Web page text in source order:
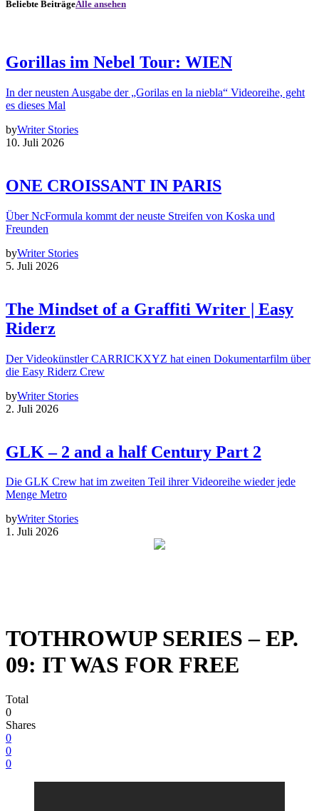
Beliebte BeiträgeAlle ansehen
Gorillas im Nebel Tour: WIEN
In der neusten Ausgabe der „Gorilas en la niebla“ Videoreihe, geht
es dieses Mal
byWriter Stories
10. Juli 2026
ONE CROISSANT IN PARIS
Über NcFormula kommt der neuste Streifen von Koska und
Freunden
byWriter Stories
5. Juli 2026
The Mindset of a Graffiti Writer | Easy
Riderz
Der Videokünstler CARRICKXYZ hat einen Dokumentarfilm über
die Easy Riderz Crew
byWriter Stories
2. Juli 2026
GLK – 2 and a half Century Part 2
Die GLK Crew hat im zweiten Teil ihrer Videoreihe wieder jede
Menge Metro
byWriter Stories
1. Juli 2026
TOTHROWUP SERIES – EP.
09: IT WAS FOR FREE
Total
0
Shares
0
0
0